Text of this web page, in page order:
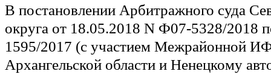
В постановлении Арбитражного суда
округа от 18.05.2018 N Ф07-5328/2018
1595/2017 (с участием Межрайонной
Архангельской области и Ненецкому